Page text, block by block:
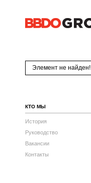
Элемент не найден!
КТО МЫ
История
Руководство
Вакансии
Контакты